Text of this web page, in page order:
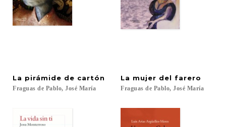
La pirámide de cartón
Fraguas de Pablo, José María
La mujer del farero
Fraguas de Pablo, José María